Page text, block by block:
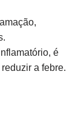
é
a febre.